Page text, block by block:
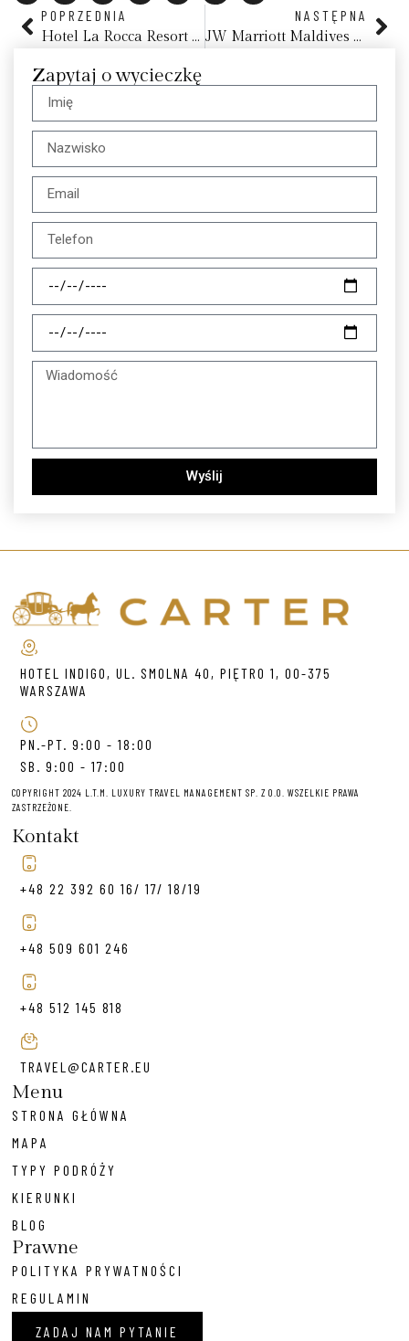
POPRZEDNIA
Hotel La Rocca Resort & Spa
NASTĘPNA
JW Marriott Maldives Resort & Spa
Zapytaj o wycieczkę
Wyślij
HOTEL INDIGO, UL. SMOLNA 40, PIĘTRO 1, 00-375
WARSZAWA
PN.-PT. 9:00 - 18:00
SB. 9:00 - 17:00
COPYRIGHT 2024 L.T.M. LUXURY TRAVEL MANAGEMENT SP. Z O.O. WSZELKIE PRAWA
ZASTRZEŻONE.
Kontakt
+48 22 392 60 16/ 17/ 18/19
+48 509 601 246
+48 512 145 818
TRAVEL@CARTER.EU
Menu
STRONA GŁÓWNA
MAPA
TYPY PODRÓŻY
KIERUNKI
BLOG
Prawne
POLITYKA PRYWATNOŚCI
REGULAMIN
ZADAJ NAM PYTANIE